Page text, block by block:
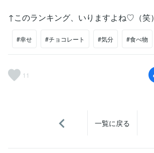
↑このランキング、いりますよね♡（笑）
#幸せ #チョコレート #気分 #食べ物
11
一覧に戻る